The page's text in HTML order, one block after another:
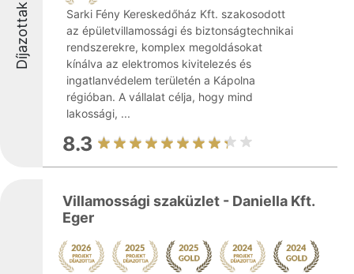
Díjazottak
Sarki Fény Kereskedőház Kft. szakosodott
az épületvillamossági és biztonságtechnikai
rendszerekre, komplex megoldásokat
kínálva az elektromos kivitelezés és
ingatlanvédelem területén a Kápolna
régióban. A vállalat célja, hogy mind
lakossági, ...
8.3
Villamossági szaküzlet - Daniella Kft.
Eger